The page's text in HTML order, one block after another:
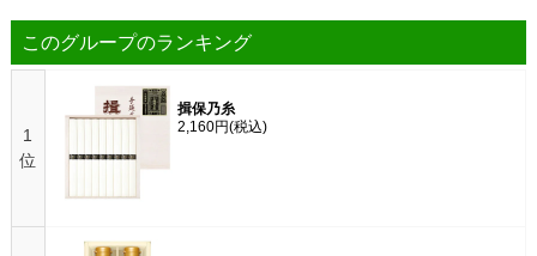
このグループのランキング
1
位
揖保乃糸
2,160円(税込)